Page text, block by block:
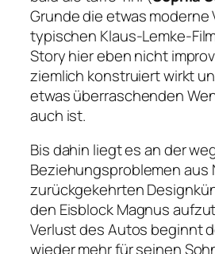
Grunde die etwas moderne
typischen Klaus-Lemke-
Story hier eben nicht
ziemlich konstruiert wirkt
etwas überraschenden
auch ist.
Bis dahin liegt es an der
Beziehungsproblemen aus
zurückgekehrten
den Eisblock Magnus
Verlust des Autos beginnt
wieder mehr für seinen